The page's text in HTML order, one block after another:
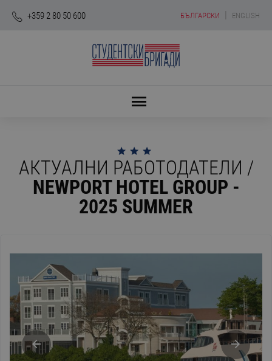
+359 2 80 50 600 БЪЛГАРСКИ ENGLISH
АКТУАЛНИ РАБОТОДАТЕЛИ /
NEWPORT HOTEL GROUP -
2025 SUMMER